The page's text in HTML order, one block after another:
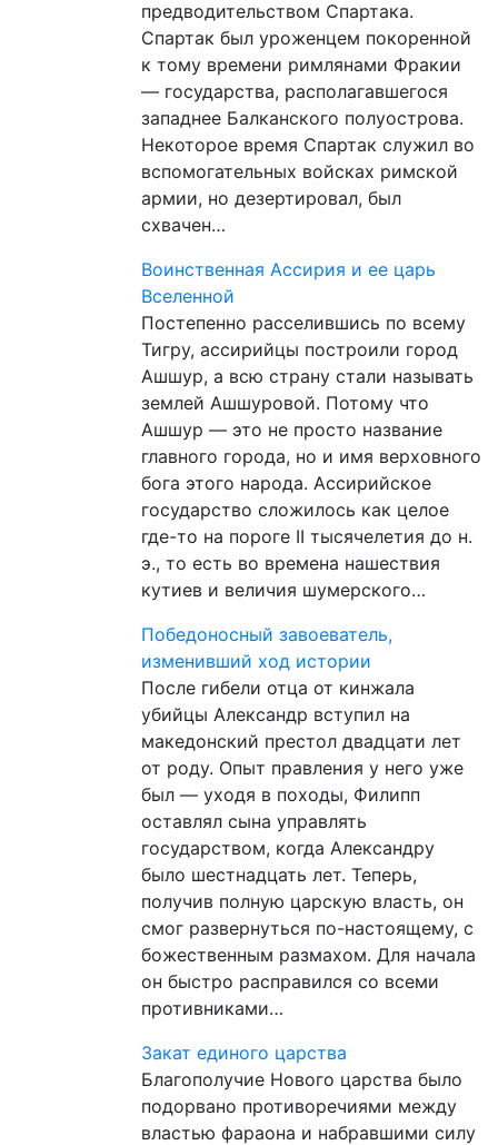
предводительством Спартака.
Спартак был уроженцем покоренной
к тому времени римлянами Фракии
— государства, располагавшегося
западнее Балканского полуострова.
Некоторое время Спартак служил во
вспомогательных войсках римской
армии, но дезертировал, был
схвачен…
Воинственная Ассирия и ее царь
Вселенной
Постепенно расселившись по всему
Тигру, ассирийцы построили город
Ашшур, а всю страну стали называть
землей Ашшуровой. Потому что
Ашшур — это не просто название
главного города, но и имя верховного
бога этого народа. Ассирийское
государство сложилось как целое
где-то на пороге II тысячелетия до н.
э., то есть во времена нашествия
кутиев и величия шумерского…
Победоносный завоеватель,
изменивший ход истории
После гибели отца от кинжала
убийцы Александр вступил на
македонский престол двадцати лет
от роду. Опыт правления у него уже
был — уходя в походы, Филипп
оставлял сына управлять
государством, когда Александру
было шестнадцать лет. Теперь,
получив полную царскую власть, он
смог развернуться по-настоящему, с
божественным размахом. Для начала
он быстро расправился со всеми
противниками…
Закат единого царства
Благополучие Нового царства было
подорвано противоречиями между
властью фараона и набравшими силу